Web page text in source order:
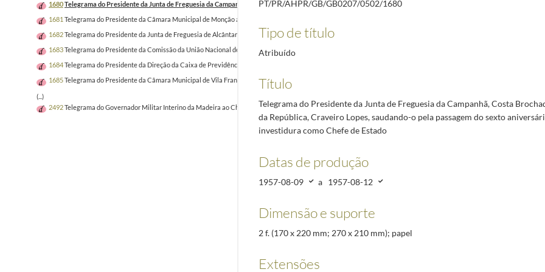
1680Telegrama do Presidente da Junta de Freguesia da Campanhã, Costa Brochado, ao Presidente da República, Craveiro Lopes, saudando-o pela passagem do sexto
1681 Telegrama do Presidente da Câmara Municipal de Monção ao Presidente da República, Craveiro Lopes, saudando-o pela passagem do sexto aniversário da sua
1682Telegrama do Presidente da Junta de Freguesia de Alcântara, Botelho Moniz Sequeira, ao Presidente da República, Craveiro Lopes, saudando-o pela passagem do
1683Telegrama do Presidente da Comissão da União Nacional de Freguesia de Alcântara, Joaquim Pedro Faria, ao Presidente da República, Craveiro Lopes, saudando-o
1684Telegrama do Presidente da Direção da Caixa de Previdência do Pessoal da Companhia Carris de Ferro de Lisboa ao Presidente da República, Craveiro Lopes,
1685Telegrama do Presidente da Câmara Municipal de Vila Franca de Xira, Sousa Nazaré, ao Presidente da República, Craveiro Lopes, saudando-o pela passagem do
(...)
2492Telegrama do Governador Militar Interino da Madeira ao Chefe da Casa Militar da Presidência da República, felicitando o Presidente da República, Craveiro Lopes,
PT/PR/AHPR/GB/GB0207/0502/1680
Tipo de título
Atribuído
Título
Telegrama do Presidente da Junta de Freguesia da Campanhã, Costa
da República, Craveiro Lopes, saudando-o pela passagem do sexto
investidura como Chefe de Estado
Datas de produção
1957-08-09 a 1957-08-12
Dimensão e suporte
2 f. (170 x 220 mm; 270 x 210 mm); papel
Extensões